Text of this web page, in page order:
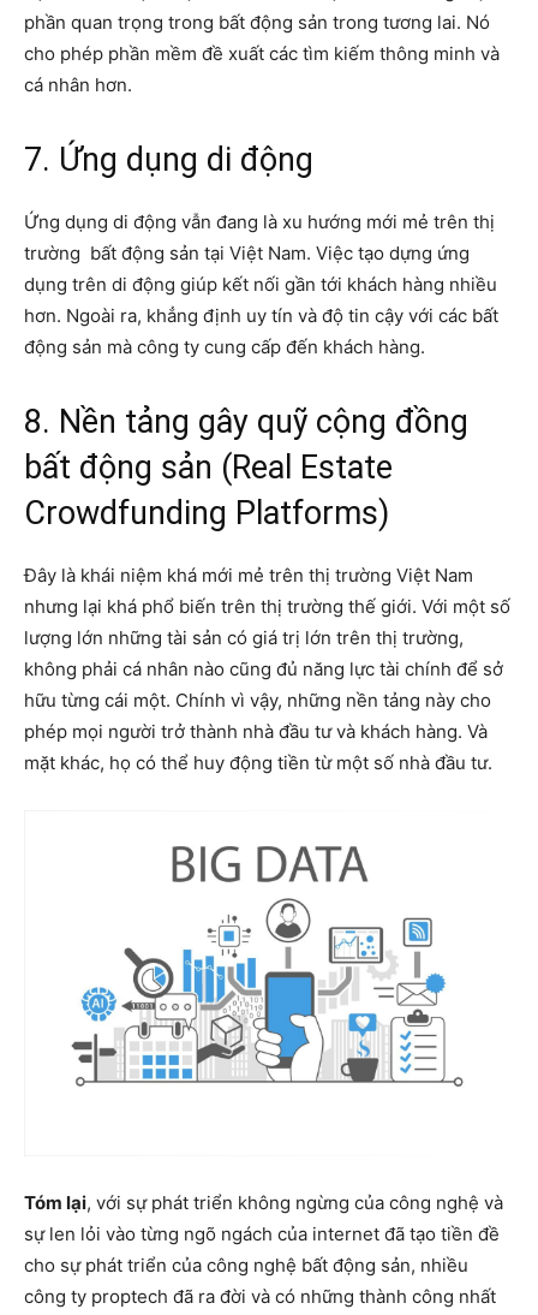
phần quan trọng trong bất động sản trong tương lai. Nó
cho phép phần mềm đề xuất các tìm kiếm thông minh và
cá nhân hơn.
7. Ứng dụng di động
Ứng dụng di động vẫn đang là xu hướng mới mẻ trên thị
trường bất động sản tại Việt Nam. Việc tạo dựng ứng
dụng trên di động giúp kết nối gần tới khách hàng nhiều
hơn. Ngoài ra, khẳng định uy tín và độ tin cậy với các bất
động sản mà công ty cung cấp đến khách hàng.
8. Nền tảng gây quỹ cộng đồng
bất động sản (Real Estate
Crowdfunding Platforms)
Đây là khái niệm khá mới mẻ trên thị trường Việt Nam
nhưng lại khá phổ biến trên thị trường thế giới. Với một số
lượng lớn những tài sản có giá trị lớn trên thị trường,
không phải cá nhân nào cũng đủ năng lực tài chính để sở
hữu từng cái một. Chính vì vậy, những nền tảng này cho
phép mọi người trở thành nhà đầu tư và khách hàng. Và
mặt khác, họ có thể huy động tiền từ một số nhà đầu tư.
Tóm lại, với sự phát triển không ngừng của công nghệ và
sự len lỏi vào từng ngõ ngách của internet đã tạo tiền đề
cho sự phát triển của công nghệ bất động sản, nhiều
công ty proptech đã ra đời và có những thành công nhất